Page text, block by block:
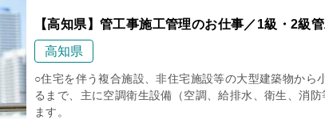
【高知県】管工事施工管理のお仕事／1級・2級
高知県
○住宅を伴う複合施設、非住宅施設等の大型建築物から
るまで、主に空調衛生設備（空調、給排水、衛生、消
ます。